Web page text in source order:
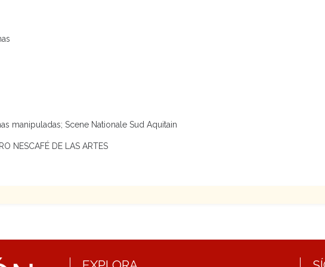
manipuladas; Scene Nationale Sud Aquitain
NESCAFÉ DE LAS ARTES